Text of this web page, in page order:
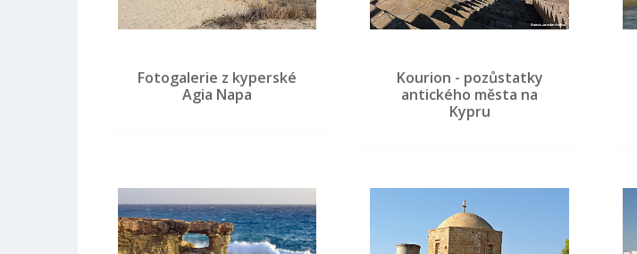
Fotogalerie z kyperské
Agia Napa
Kourion - pozůstatky
antického města na
Kypru